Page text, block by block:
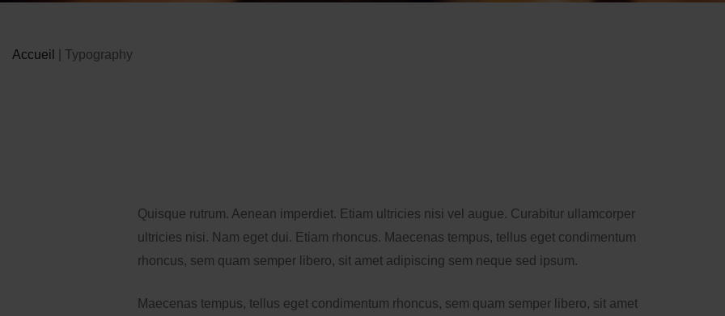
Accueil Typography
Quisque rutrum. Aenean imperdiet. Etiam ultricies nisi vel augue. Curabitur ullamcorper
ultricies nisi. Nam eget dui. Etiam rhoncus. Maecenas tempus, tellus eget condimentum
rhoncus, sem quam semper libero, sit amet adipiscing sem neque sed ipsum.
Maecenas tempus, tellus eget condimentum rhoncus, sem quam semper libero, sit amet